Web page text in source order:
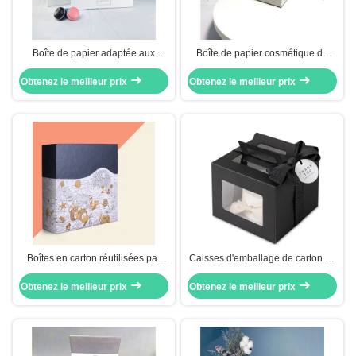
Boîte de papier adaptée aux
besoins du client à extrémité
élevé de chocolat pour
l'emballage
Obtenez le meilleur prix
Boîte de papier cosmétique de
couvercle moyen de place pour la
crème de visage de magasin
Obtenez le meilleur prix
Boîtes en carton réutilisées par
gâteau imprimées par insertion en
plastique de lune de boîtes de
papier
Obtenez le meilleur prix
Caisses d'emballage de carton de
papier d'emballage de boîte de
papier de Customzie avec la
poignée
Obtenez le meilleur prix